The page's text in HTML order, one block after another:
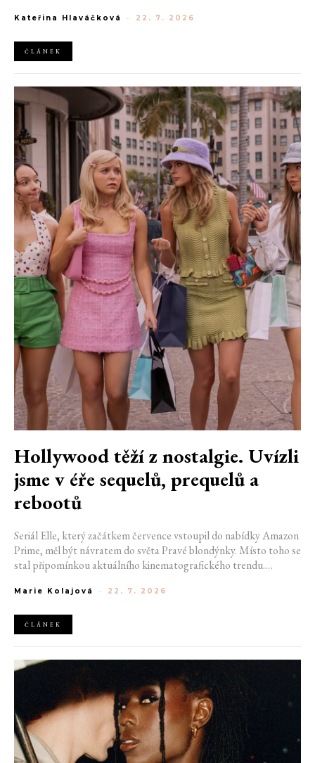
jedné z největších luxusních značek světa. V prosinci totiž v
Fall 2027.
Kateřina Hlaváčková - 22. 7. 2026
ČLÁNEK
Hollywood těží z nostalgie. Uvízli
jsme v éře sequelů, prequelů a
rebootů
Seriál Elle, který začátkem července vstoupil do nabídky Amazon
Prime, měl být návratem do světa Pravé blondýnky. Místo toho se
stal připomínkou aktuálního kinematografického trendu.
Prequely, sequely, spin-offy i rebooty zaplnily kina i streamovací
vzácností. Proč se filmový průmysl tak moc bojí nových nápadů?
A můžeme si za to sami?
Marie Kolajová - 22. 7. 2026
ČLÁNEK